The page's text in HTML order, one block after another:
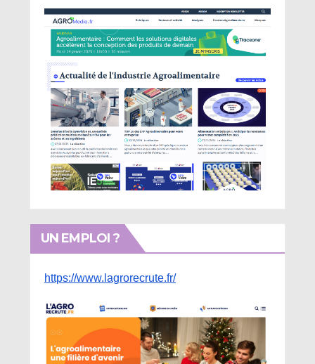
UN EMPLOI ?
https://www.lagrorecrute.fr/